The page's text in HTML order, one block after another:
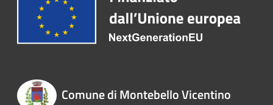
Comune di Montebello Vicentino